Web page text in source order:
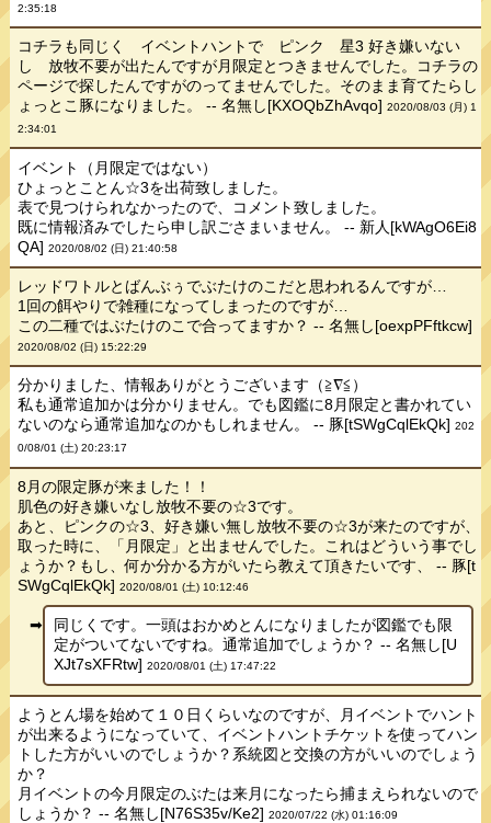
2:35:18
コチラも同じく イベントハントで ピンク 星3 好き嫌いない
し 放牧不要が出たんですが月限定とつきませんでした。コチラの
ページで探したんですがのってませんでした。そのまま育てたらし
ょっとこ豚になりました。 -- 名無し[KXOQbZhAvqo]2020/08/03 (月) 1
2:34:01
イベント（月限定ではない）
ひょっとことん☆3を出荷致しました。
表で見つけられなかったので、コメント致しました。
既に情報済みでしたら申し訳ごさまいません。 -- 新人[kWAgO6Ei8
QA]2020/08/02 (日) 21:40:58
レッドワトルとばんぶぅでぶたけのこだと思われるんですが…
1回の餌やりで雑種になってしまったのですが…
この二種ではぶたけのこで合ってますか？ -- 名無し[oexpPFftkcw]
2020/08/02 (日) 15:22:29
分かりました、情報ありがとうございます（≧∇≦）
私も通常追加かは分かりません。でも図鑑に8月限定と書かれてい
ないのなら通常追加なのかもしれません。 -- 豚[tSWgCqlEkQk]202
0/08/01 (土) 20:23:17
8月の限定豚が来ました！！
肌色の好き嫌いなし放牧不要の☆3です。
あと、ピンクの☆3、好き嫌い無し放牧不要の☆3が来たのですが、
取った時に、「月限定」と出ませんでした。これはどういう事でし
ょうか？もし、何か分かる方がいたら教えて頂きたいです、 -- 豚[t
SWgCqlEkQk]2020/08/01 (土) 10:12:46
同じくです。一頭はおかめとんになりましたが図鑑でも限
定がついてないですね。通常追加でしょうか？ -- 名無し[U
XJt7sXFRtw] 2020/08/01 (土) 17:47:22
ようとん場を始めて１０日くらいなのですが、月イベントでハント
が出来るようになっていて、イベントハントチケットを使ってハン
トした方がいいのでしょうか？系統図と交換の方がいいのでしょう
か？
月イベントの今月限定のぶたは来月になったら捕まえられないので
しょうか？ -- 名無し[N76S35v/Ke2]2020/07/22 (水) 01:16:09